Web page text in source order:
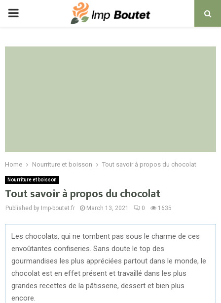
PRIMARY
Home Nourriture et boisson Tout savoir à propos du chocolat
Nourriture et boisson
Tout savoir à propos du chocolat
Published by Imp-boutet.fr March 13, 2021 0 1635
Les chocolats, qui ne tombent pas sous le charme de ces
envoûtantes confiseries. Sans doute le top des
gourmandises les plus appréciées partout dans le monde, le
chocolat est en effet présent et travaillé dans les plus
grandes recettes de la pâtisserie, dessert et bien plus
encore.